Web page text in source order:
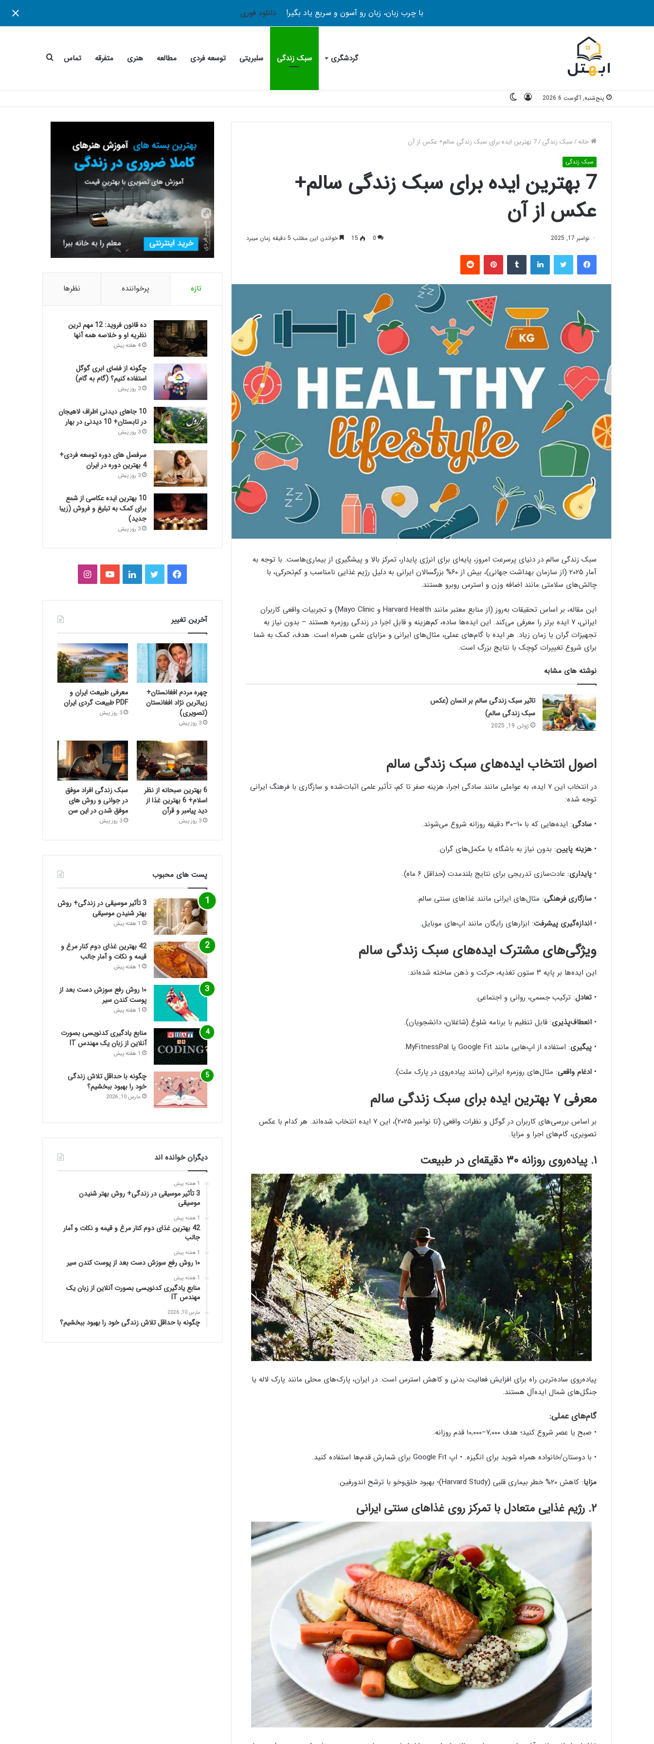
با چرب زبان، زبان رو آسون و سریع یاد بگیر! دانلود فوری
گردشگری سبک زندگی سلبریتی توسعه فردی مطالعه هنری متفرقه تماس جستجو
پنج‌شنبه, آگوست 6 2026
تغییرورود
خانه/سبک زندگی/7 بهترین ایده برای سبک زندگی سالم+ عکس از آن
سبک زندگی
7 بهترین ایده برای سبک زندگی سالم+
عکس از آن
نوامبر 17, 2025 0
15 خواندن این مطلب 5 دقیقه زمان میبرد
فیس بوک توییتر لینکدین ‫تامبلر ‫پین‌ترست‫رددیت
سبک زندگی سالم در دنیای پرسرعت امروز، پایه‌ای برای انرژی پایدار، تمرکز بالا و پیشگیری از بیماری‌هاست. با توجه به
آمار ۲۰۲۵ (از سازمان بهداشت جهانی)، بیش از ۶۰% بزرگسالان ایرانی به دلیل رژیم غذایی نامناسب و کم‌تحرکی، با
چالش‌های سلامتی مانند اضافه وزن و استرس روبرو هستند.
این مقاله، بر اساس تحقیقات به‌روز (از منابع معتبر مانند Harvard Health و Mayo Clinic) و تجربیات واقعی کاربران
ایرانی، ۷ ایده برتر را معرفی می‌کند. این ایده‌ها ساده، کم‌هزینه و قابل اجرا در زندگی روزمره هستند – بدون نیاز به
تجهیزات گران یا زمان زیاد. هر ایده با گام‌های عملی، مثال‌های ایرانی و مزایای علمی همراه است. هدف، کمک به شما
برای شروع تغییرات کوچک با نتایج بزرگ است.
نوشته های مشابه
تاثیر سبک زندگی سالم بر انسان (عکس
سبک زندگی سالم)
ژوئن 19, 2025
اصول انتخاب ایده‌های سبک زندگی سالم
در انتخاب این ۷ ایده، به عواملی مانند سادگی اجرا، هزینه صفر تا کم، تأثیر علمی اثبات‌شده و سازگاری با فرهنگ ایرانی
توجه شده:
• سادگی: ایده‌هایی که با ۱۰–۳۰ دقیقه روزانه شروع می‌شوند.
• هزینه پایین: بدون نیاز به باشگاه یا مکمل‌های گران.
• پایداری: عادت‌سازی تدریجی برای نتایج بلندمدت (حداقل ۶ ماه).
• سازگاری فرهنگی: مثال‌های ایرانی مانند غذاهای سنتی سالم.
• اندازه‌گیری پیشرفت: ابزارهای رایگان مانند اپ‌های موبایل.
ویژگی‌های مشترک ایده‌های سبک زندگی سالم
این ایده‌ها بر پایه ۳ ستون تغذیه، حرکت و ذهن ساخته شده‌اند:
• تعادل: ترکیب جسمی، روانی و اجتماعی.
• انعطاف‌پذیری: قابل تنظیم با برنامه شلوغ (شاغلان، دانشجویان).
• پیگیری: استفاده از اپ‌هایی مانند Google Fit یا MyFitnessPal.
• ادغام واقعی: مثال‌های روزمره ایرانی (مانند پیاده‌روی در پارک ملت).
معرفی ۷ بهترین ایده برای سبک زندگی سالم
بر اساس بررسی‌های کاربران در گوگل و نظرات واقعی (تا نوامبر ۲۰۲۵)، این ۷ ایده انتخاب شده‌اند. هر کدام با عکس
تصویری، گام‌های اجرا و مزایا.
۱. پیاده‌روی روزانه ۳۰ دقیقه‌ای در طبیعت
پیاده‌روی ساده‌ترین راه برای افزایش فعالیت بدنی و کاهش استرس است. در ایران، پارک‌های محلی مانند پارک لاله یا
جنگل‌های شمال ایده‌آل هستند.
گام‌های عملی:
• صبح یا عصر شروع کنید؛ هدف ۷,۰۰۰–۱۰,۰۰۰ قدم روزانه.
• با دوستان/خانواده همراه شوید برای انگیزه. • اپ Google Fit برای شمارش قدم‌ها استفاده کنید.
مزایا: کاهش ۲۰% خطر بیماری قلبی (Harvard Study)؛ بهبود خلق‌وخو با ترشح اندورفین.
۲. رژیم غذایی متعادل با تمرکز روی غذاهای سنتی ایرانی
تازه پرخواننده نظرها
ده قانون فروید: 12 مهم ترین
نظریه او و خلاصه همه آنها
4 هفته پیش
چگونه از فضای ابری گوگل
استفاده کنیم؟ (گام به گام)
3 روز پیش
10 جاهای دیدنی اطراف لاهیجان
در تابستان+ 10 دیدنی در بهار
3 روز پیش
سرفصل های دوره توسعه فردی+
4 بهترین دوره در ایران
3 روز پیش
10 بهترین ایده عکاسی از شمع
برای کمک به تبلیغ و فروش (زیبا
جدید)
3 روز پیش
فیس توییترلینکدینیوتیوباینستاگرام
آخرین تغییر
چهره مردم افغانستان+
زیباترین نژاد افغانستان
(تصویری)
3 روز پیش
معرفی طبیعت ایران و
PDF طبیعت گردی ایران
3 روز پیش
6 بهترین صبحانه از نظر
اسلام+ 6 بهترین غذا از
دید پیامبر و قرآن
3 روز پیش
سبک زندگی افراد موفق
در جوانی و روش های
موفق شدن در این سن
3 روز پیش
پست های محبوب
3 تأثیر موسیقی در زندگی+ روش
بهتر شنیدن موسیقی
1 هفته پیش
42 بهترین غذای دوم کنار مرغ و
قیمه و نکات و آمار جالب
1 هفته پیش
۱۰ روش رفع سوزش دست بعد از
پوست کندن سیر
1 هفته پیش
منابع یادگیری کدنویسی بصورت
آنلاین از زبان یک مهندس IT
1 هفته پیش
چگونه با حداقل تلاش زندگی
خود را بهبود ببخشیم؟
مارس 10, 2026
دیگران خوانده اند
1 هفته پیش
3 تأثیر موسیقی در زندگی+ روش بهتر شنیدن
موسیقی
1 هفته پیش
42 بهترین غذای دوم کنار مرغ و قیمه و نکات و آمار
جالب
1 هفته پیش
۱۰ روش رفع سوزش دست بعد از پوست کندن سیر
1 هفته پیش
منابع یادگیری کدنویسی بصورت آنلاین از زبان یک
مهندس IT
مارس 10, 2026
چگونه با حداقل تلاش زندگی خود را بهبود ببخشیم؟